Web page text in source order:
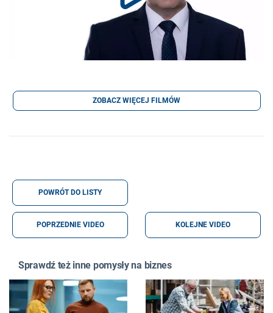
ZOBACZ WIĘCEJ FILMÓW
POWRÓT DO LISTY
POPRZEDNIE VIDEO KOLEJNE VIDEO
Sprawdź też inne pomysły na biznes